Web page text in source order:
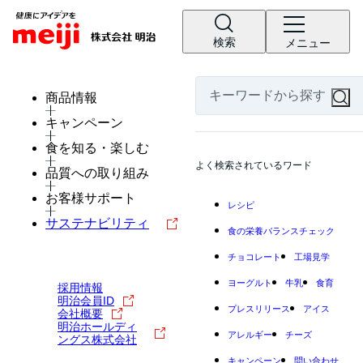
検索 メニュー
商品情報
キャンペーン
食を知る・楽しむ
品質への取り組み
お客様サポート
サステナビリティ
採用情報
明治会員ID
会社概要
明治ホールディ
ングス株式会社
よく検索されているワード
レシピ
食の栄養バランスチェック
チョコレート 工場見学
ヨーグルト 牛乳 食育
プレスリリース アイス
アレルギー チーズ
キャンペーン 問い合わせ